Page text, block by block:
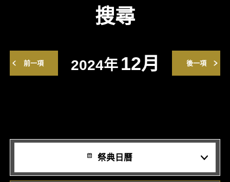
搜尋
前一項 後一項
2024年 12月
祭典日曆